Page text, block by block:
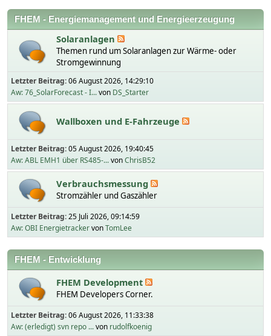
FHEM - Energiemanagement und Energieerzeugung
Solaranlagen
Themen rund um Solaranlagen zur Wärme- oder
Stromgewinnung
Letzter Beitrag:06 August 2026, 14:29:10
Aw: 76_SolarForecast - I...von DS_Starter
Wallboxen und E-Fahrzeuge
Letzter Beitrag:05 August 2026, 19:40:45
Aw: ABL EMH1 über RS485-...vonChrisB52
Verbrauchsmessung
Stromzähler und Gaszähler
Letzter Beitrag:25 Juli 2026, 09:14:59
Aw: OBI EnergietrackervonTomLee
FHEM - Entwicklung
FHEM Development
FHEM Developers Corner.
Letzter Beitrag:06 August 2026, 11:33:38
Aw: (erledigt) svn repo ...von rudolfkoenig